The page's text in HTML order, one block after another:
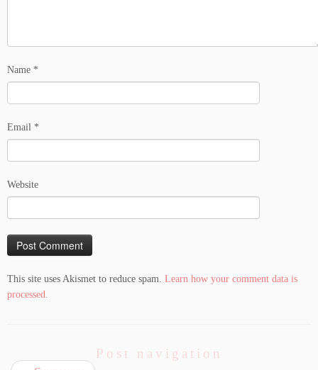
Name *
Email *
Website
This site uses Akismet to reduce spam. Learn how your comment data is
processed.
Post navigation